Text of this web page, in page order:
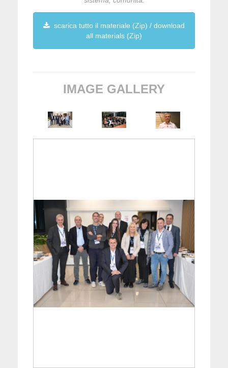
scarica tutto il materiale (Zip) / download
all materials (Zip)
IMAGE GALLERY